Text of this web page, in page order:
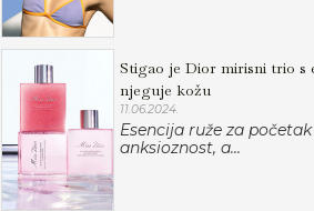
Stigao je Dior mirisni trio s
njeguje kožu
11.06.2024.
Esencija ruže za
anksioznost, a...